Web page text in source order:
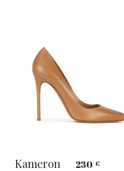
Kameron 230 €